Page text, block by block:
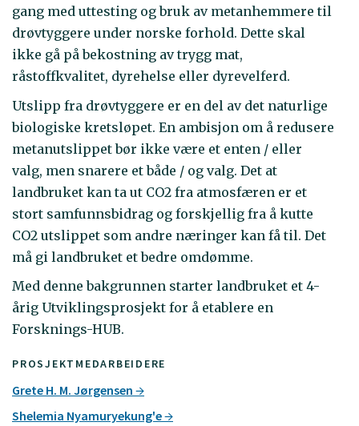
PROSJEKTMEDARBEIDERE
Grete H. M. Jørgensen
Shelemia Nyamuryekung'e
gang med uttesting og bruk av metanhemmere til
drøvtyggere under norske forhold. Dette skal
ikke gå på bekostning av trygg mat,
råstoffkvalitet, dyrehelse eller dyrevelferd.
Utslipp fra drøvtyggere er en del av det naturlige
biologiske kretsløpet. En ambisjon om å redusere
metanutslippet bør ikke være et enten / eller
valg, men snarere et både / og valg. Det at
landbruket kan ta ut CO2 fra atmosfæren er et
stort samfunnsbidrag og forskjellig fra å kutte
CO2 utslippet som andre næringer kan få til. Det
må gi landbruket et bedre omdømme.
Med denne bakgrunnen starter landbruket et 4-
årig Utviklingsprosjekt for å etablere en
Forsknings-HUB.